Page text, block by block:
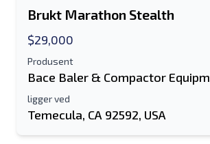
Mobil
Brukt Marathon Stealth
$29,000
Produsent
Bace Baler & Compactor
ligger ved
Temecula, CA 92592, USA
Ditt fulle navn
Tilleggsinformasjon